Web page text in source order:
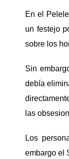
En el
un festejo
sobre los
Sin
debía
las
Los
embargo el